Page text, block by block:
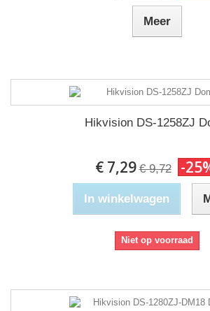
Meer
Hikvision DS-1258ZJ
€ 7,29 € 9,72 -
In winkelwagen
Niet op voorraad